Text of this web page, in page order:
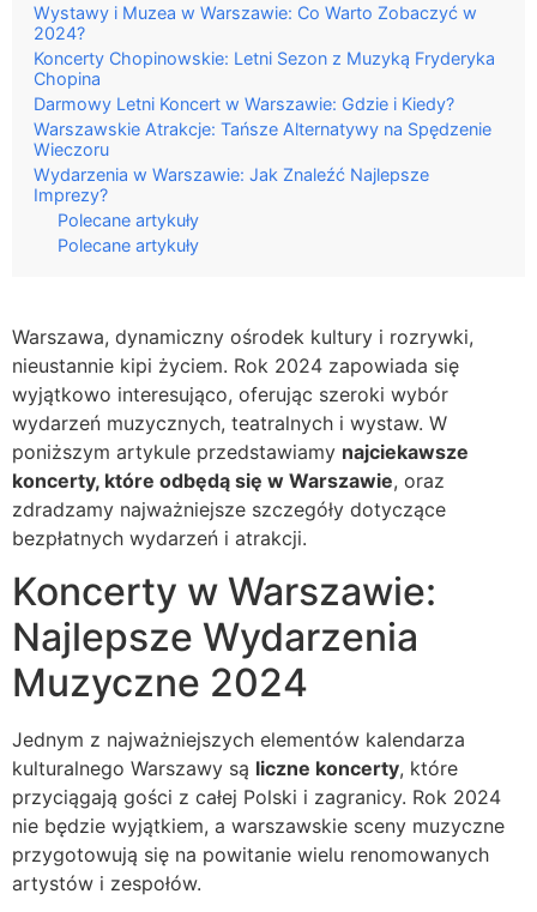
Wystawy i Muzea w Warszawie: Co Warto Zobaczyć w
2024?
Koncerty Chopinowskie: Letni Sezon z Muzyką Fryderyka
Chopina
Darmowy Letni Koncert w Warszawie: Gdzie i Kiedy?
Warszawskie Atrakcje: Tańsze Alternatywy na Spędzenie
Wieczoru
Wydarzenia w Warszawie: Jak Znaleźć Najlepsze
Imprezy?
Polecane artykuły
Polecane artykuły
Warszawa, dynamiczny ośrodek kultury i rozrywki,
nieustannie kipi życiem. Rok 2024 zapowiada się
wyjątkowo interesująco, oferując szeroki wybór
wydarzeń muzycznych, teatralnych i wystaw. W
poniższym artykule przedstawiamy najciekawsze
koncerty, które odbędą się w Warszawie, oraz
zdradzamy najważniejsze szczegóły dotyczące
bezpłatnych wydarzeń i atrakcji.
Koncerty w Warszawie:
Najlepsze Wydarzenia
Muzyczne 2024
Jednym z najważniejszych elementów kalendarza
kulturalnego Warszawy są liczne koncerty, które
przyciągają gości z całej Polski i zagranicy. Rok 2024
nie będzie wyjątkiem, a warszawskie sceny muzyczne
przygotowują się na powitanie wielu renomowanych
artystów i zespołów.